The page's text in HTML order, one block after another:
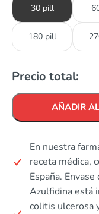
30 pill
180 pill
Precio total:
AÑADIR
En nuestra
receta médica,
España.
Azulfidina está
colitis ulcerosa